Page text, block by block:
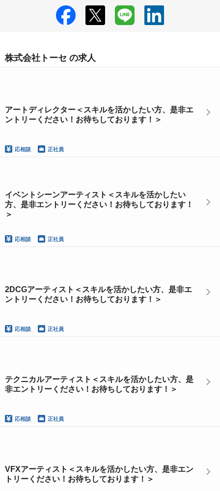
株式会社トーセ の求人
アートディレクター＜スキルを活かしたい方、是非エ
ントリーください！お待ちしております！＞
応相談 正社員
イベントシーンアーティスト＜スキルを活かしたい
方、是非エントリーください！お待ちしております！
＞
応相談 正社員
2DCGアーティスト＜スキルを活かしたい方、是非エ
ントリーください！お待ちしております！＞
応相談 正社員
テクニカルアーティスト＜スキルを活かしたい方、是
非エントリーください！お待ちしております！＞
応相談 正社員
VFXアーティスト＜スキルを活かしたい方、是非エン
トリーください！お待ちしております！＞